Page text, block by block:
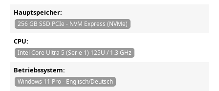
Hauptspeicher:
256 GB SSD PCIe - NVM Express (NVMe)
CPU:
Intel Core Ultra 5 (Serie 1) 125U / 1.3 GHz
Betriebssystem:
Windows 11 Pro - Englisch/Deutsch